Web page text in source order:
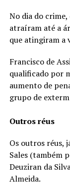
No dia do crime,
atraíram até a
que atingiram a
Francisco de
qualificado por
aumento de
grupo de
Outros réus
Os outros réus,
Sales (também
Deuziran da
Almeida.